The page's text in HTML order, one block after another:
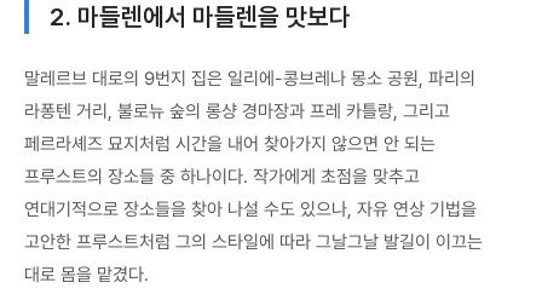
2. 마들렌에서 마들렌을 맛보다
말레르브 대로의 9번지 집은 일리에-콩브레나 몽소 공원, 파리의
라퐁텐 거리, 불로뉴 숲의 롱샹 경마장과 프레 카틀랑, 그리고
페르라셰즈 묘지처럼 시간을 내어 찾아가지 않으면 안 되는
프루스트의 장소들 중 하나이다. 작가에게 초점을 맞추고
연대기적으로 장소들을 찾아 나설 수도 있으나, 자유 연상 기법을
고안한 프루스트처럼 그의 스타일에 따라 그날그날 발길이 이끄는
대로 몸을 맡겼다.